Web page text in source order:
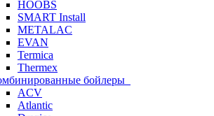
HOOBS
SMART Install
METALAC
EVAN
Termica
Thermex
бойлеры
ACV
Atlantic